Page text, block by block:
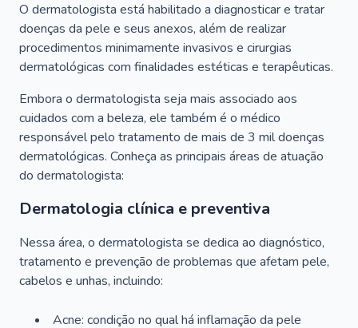
O dermatologista está habilitado a diagnosticar e tratar
doenças da pele e seus anexos, além de realizar
procedimentos minimamente invasivos e cirurgias
dermatológicas com finalidades estéticas e terapêuticas.
Embora o dermatologista seja mais associado aos
cuidados com a beleza, ele também é o médico
responsável pelo tratamento de mais de 3 mil doenças
dermatológicas. Conheça as principais áreas de atuação
do dermatologista:
Dermatologia clínica e preventiva
Nessa área, o dermatologista se dedica ao diagnóstico,
tratamento e prevenção de problemas que afetam pele,
cabelos e unhas, incluindo:
Acne: condição no qual há inflamação da pele